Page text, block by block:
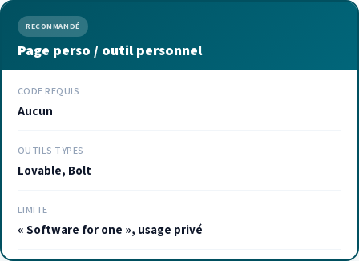
RECOMMANDÉ
Page perso / outil personnel
CODE REQUIS
Aucun
OUTILS TYPES
Lovable, Bolt
LIMITE
« Software for one », usage privé